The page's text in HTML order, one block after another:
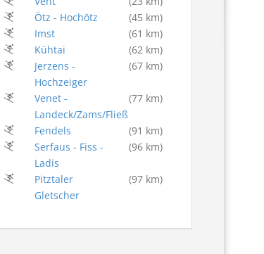
Ötz - Hochötz
(45 km)
Imst
(61 km)
Kühtai
(62 km)
Jerzens -
Hochzeiger
(67 km)
Venet -
Landeck/Zams/Fließ
(77 km)
Fendels
(91 km)
Serfaus - Fiss -
Ladis
(96 km)
Pitztaler
Gletscher
(97 km)